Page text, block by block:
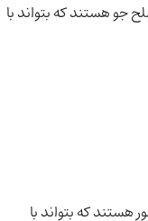
جو هستند که بتواند با
که بتواند با